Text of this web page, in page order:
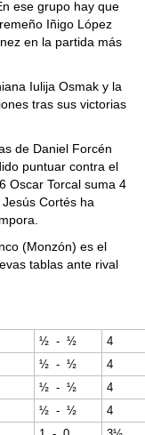
ese grupo hay que
Iñigo López
en la partida más
Iulija Osmak y la
tras sus victorias
de Daniel Forcén
puntuar contra el
Oscar Torcal suma 4
Cortés ha
(Monzón) es el
tablas ante rival
½ - ½
4
½ - ½
4
½ - ½
4
½ - ½
4